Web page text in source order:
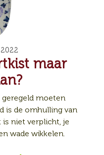
maar
geregeld moeten
is de omhulling van
is niet verplicht, je
wade wikkelen.